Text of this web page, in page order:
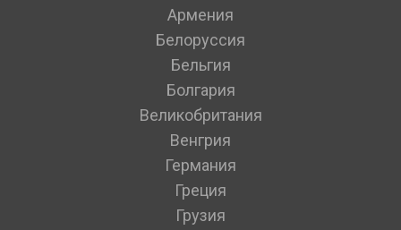
Армения
Белоруссия
Бельгия
Болгария
Великобритания
Венгрия
Германия
Греция
Грузия